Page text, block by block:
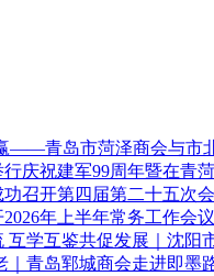
——青岛市菏泽商会与市
庆祝建军99周年暨在青
召开第四届第二十五次
年上半年常务工作会议
互学互鉴共促发展｜沈阳
｜青岛郓城商会走进即墨